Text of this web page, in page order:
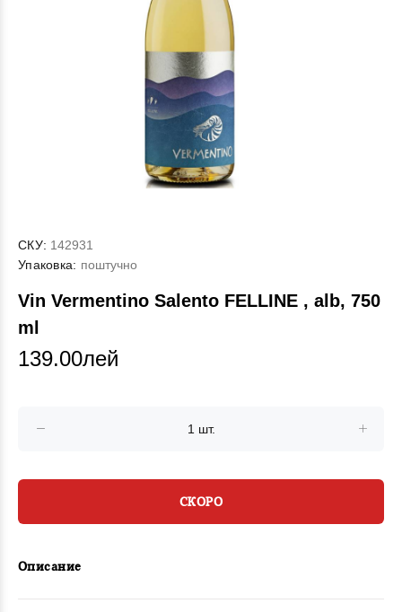
СКУ: 142931
Упаковка: поштучно
Vin Vermentino Salento FELLINE , alb, 750
ml
139.00лей
СКОРО
Описание